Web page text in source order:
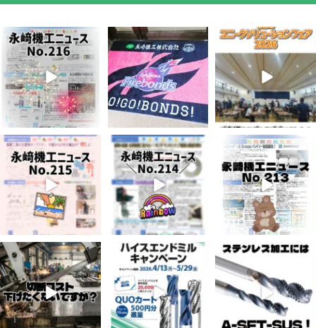
8月 7
3 0
7月 28
7 0
7月 27
6
7月 3
5 0
6月 3
8 0
5月 13
5 0
4月 20
10 0
4月 16
10 0
4月 13